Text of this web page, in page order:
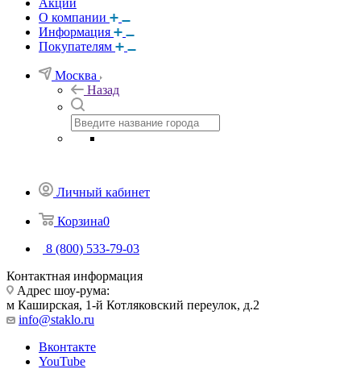
Акции
О компании
Информация
Покупателям
Москва
Назад
Личный кабинет
Корзина0
8 (800) 533-79-03
Контактная информация
Адрес шоу-рума:
м Каширская, 1-й Котляковский переулок, д.2
info@staklo.ru
Вконтакте
YouTube